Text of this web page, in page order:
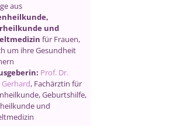
aus
und
für Frauen,
um ihre Gesundheit
Prof. Dr.
, Fachärztin für
Geburtshilfe,
und